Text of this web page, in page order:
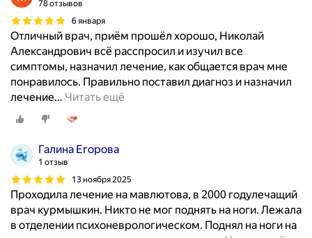
78 отзывов
6 января
Отличный врач, приём прошёл хорошо, Николай
Александрович всё расспросил и изучил все
симптомы, назначил лечение, как общается врач мне
понравилось. Правильно поставил диагноз и назначил
лечение… Читать ещё
Галина Егорова
1 отзыв
13 ноября 2025
Проходила лечение на мавлютова, в 2000 годулечащий
врач курмышкин. Никто не мог поднять на ноги. Лежала
в отделении психоневрологическом. Поднял на ноги на